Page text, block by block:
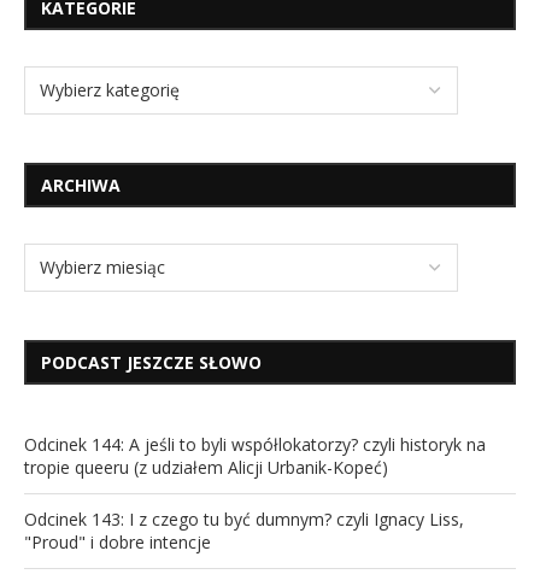
KATEGORIE
ARCHIWA
PODCAST JESZCZE SŁOWO
Odcinek 144: A jeśli to byli współlokatorzy? czyli historyk na
tropie queeru (z udziałem Alicji Urbanik-Kopeć)
Odcinek 143: I z czego tu być dumnym? czyli Ignacy Liss,
"Proud" i dobre intencje